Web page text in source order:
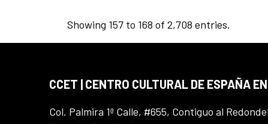
Showing 157 to 168 of 2,708 entries.
CCET | CENTRO CULTURAL DE ESPAÑA
Col. Palmira 1ª Calle, #655, Contiguo al